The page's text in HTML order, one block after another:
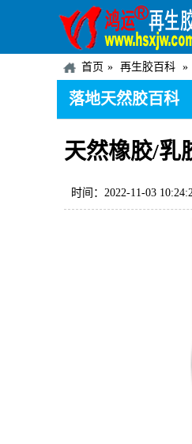
首页 再生胶百科
落地天然胶百科
天然橡胶/乳
时间：2022-11-03